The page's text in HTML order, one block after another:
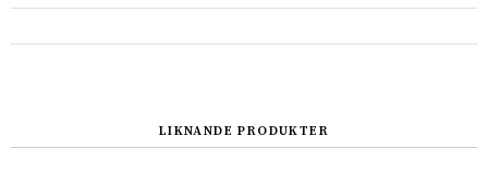
LIKNANDE PRODUKTER